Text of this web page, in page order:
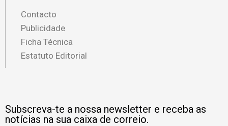
Contacto
Publicidade
Ficha Técnica
Estatuto Editorial
Subscreva-te a nossa newsletter e receba as
notícias na sua caixa de correio.